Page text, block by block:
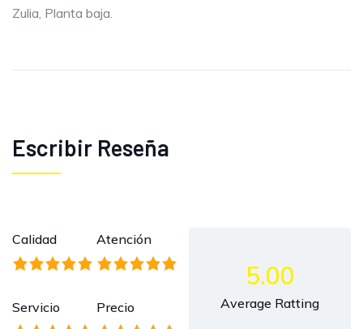
Zulia, Planta baja.
Escribir Reseña
Calidad Atención
Servicio Precio
5.00
Average Ratting